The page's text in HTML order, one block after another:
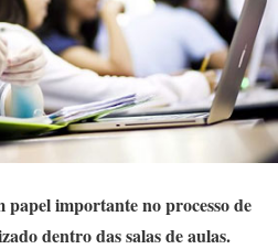
importante no processo de
dentro das salas de aulas.